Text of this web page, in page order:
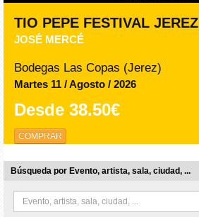
TIO PEPE FESTIVAL JEREZ
JOSÉ MERCÉ
Bodegas Las Copas (Jerez)
Martes 11 / Agosto / 2026
Desde 38.50€
COMPRAR
Búsqueda por Evento, artista, sala, ciudad, ...